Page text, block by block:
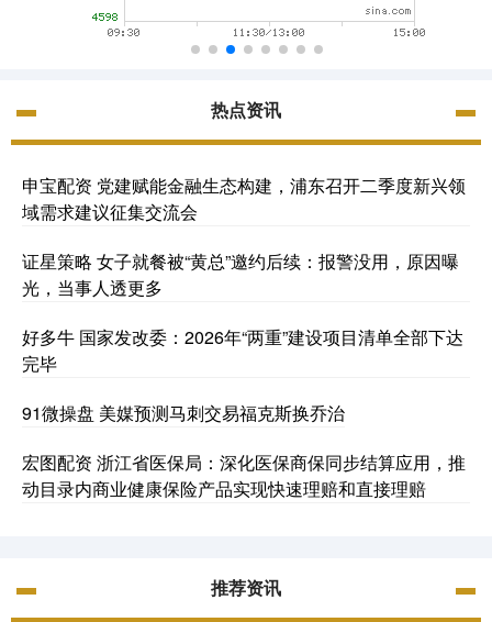
热点资讯
申宝配资 党建赋能金融生态构建，浦东召开二季度新兴领
域需求建议征集交流会
证星策略 女子就餐被“黄总”邀约后续：报警没用，原因曝
光，当事人透更多
好多牛 国家发改委：2026年“两重”建设项目清单全部下达
完毕
91微操盘 美媒预测马刺交易福克斯换乔治
宏图配资 浙江省医保局：深化医保商保同步结算应用，推
动目录内商业健康保险产品实现快速理赔和直接理赔
推荐资讯